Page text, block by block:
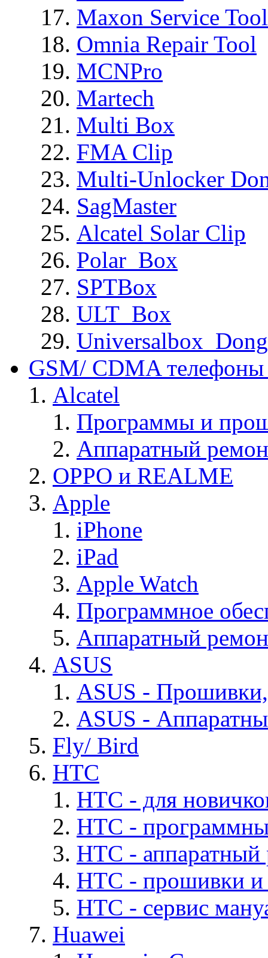
Maxon Service
Omnia Repair Tool
MCNPro
Martech
Multi Box
FMA Clip
Multi-Unlocker
SagMaster
Alcatel Solar Clip
Polar_Box
SPTBox
ULT_Box
GSM/ CDMA
Alcatel
Программы и
Аппаратный
OPPO и REALME
Apple
iPhone
iPad
Apple Watch
Программное
Аппаратный
ASUS
ASUS -
ASUS -
Fly/ Bird
HTC
HTC - для
HTC -
HTC - аппаратный
HTC - прошивки
HTC - cервис
Huawei